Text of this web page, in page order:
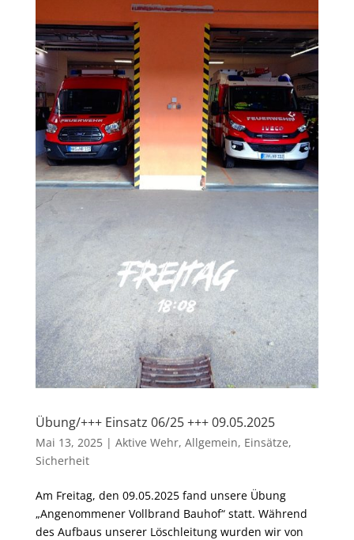
Übung/+++ Einsatz 06/25 +++ 09.05.2025
Mai 13, 2025| Aktive Wehr, Allgemein, Einsätze,
Sicherheit
Am Freitag, den 09.05.2025 fand unsere Übung
„Angenommener Vollbrand Bauhof“ statt. Während
des Aufbaus unserer Löschleitung wurden wir von